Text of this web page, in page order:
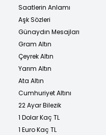
Saatlerin Anlamı
Aşk Sözleri
Günaydın Mesajları
Gram Altın
Çeyrek Altın
Yarım Altın
Ata Altın
Cumhuriyet Altını
22 Ayar Bilezik
1 Dolar Kaç TL
1 Euro Kaç TL